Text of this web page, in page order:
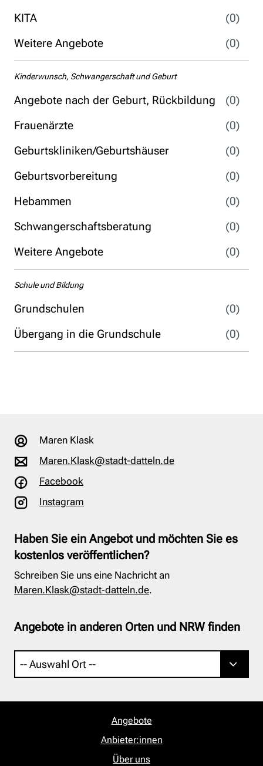
KITA
(0)
Weitere Angebote
(0)
Kinderwunsch, Schwangerschaft und Geburt
Angebote nach der Geburt, Rückbildung
(0)
Frauenärzte
(0)
Geburtskliniken/Geburtshäuser
(0)
Geburtsvorbereitung
(0)
Hebammen
(0)
Schwangerschaftsberatung
(0)
Weitere Angebote
(0)
Schule und Bildung
Grundschulen
(0)
Übergang in die Grundschule
(0)
Maren Klask
Maren.Klask@stadt-datteln.de
Facebook
Instagram
Haben Sie ein Angebot und möchten Sie es
kostenlos veröffentlichen?
Schreiben Sie uns eine Nachricht an
Maren.Klask@stadt-datteln.de.
Angebote in anderen Orten und NRW finden
Angebote
Anbieter:innen
Über uns